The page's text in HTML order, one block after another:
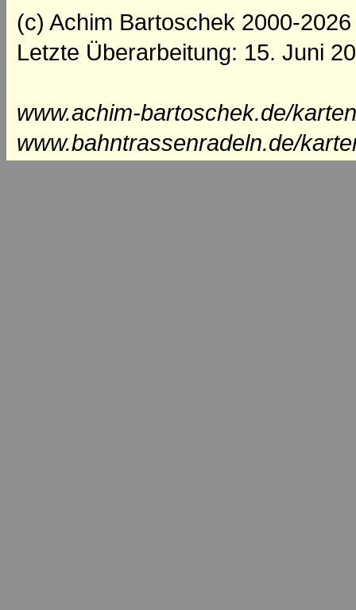
(c) Achim Bartoschek 2000-2026
Letzte Überarbeitung: 15. Juni
www.achim-bartoschek.de/
www.bahntrassenradeln.de/